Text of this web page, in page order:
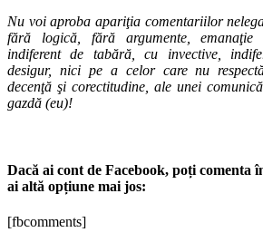
Nu voi aproba apariţia comentariilor
fără logică, fără argumente, emanaţie
indiferent de tabără, cu invective,
desigur, nici pe a celor care nu
decenţă şi corectitudine, ale unei
gazdă (eu)!
Dacă ai cont de Facebook, poți comenta
ai altă opțiune mai jos:
[fbcomments]